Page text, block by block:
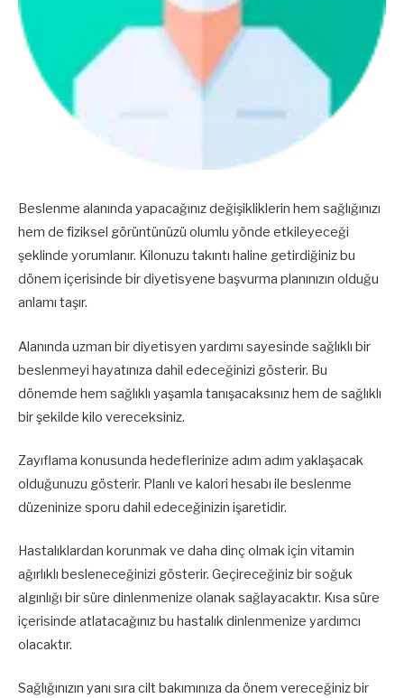
Beslenme alanında yapacağınız değişikliklerin hem sağlığınızı
hem de fiziksel görüntünüzü olumlu yönde etkileyeceği
şeklinde yorumlanır. Kilonuzu takıntı haline getirdiğiniz bu
dönem içerisinde bir diyetisyene başvurma planınızın olduğu
anlamı taşır.
Alanında uzman bir diyetisyen yardımı sayesinde sağlıklı bir
beslenmeyi hayatınıza dahil edeceğinizi gösterir. Bu
dönemde hem sağlıklı yaşamla tanışacaksınız hem de sağlıklı
bir şekilde kilo vereceksiniz.
Zayıflama konusunda hedeflerinize adım adım yaklaşacak
olduğunuzu gösterir. Planlı ve kalori hesabı ile beslenme
düzeninize sporu dahil edeceğinizin işaretidir.
Hastalıklardan korunmak ve daha dinç olmak için vitamin
ağırlıklı besleneceğinizi gösterir. Geçireceğiniz bir soğuk
algınlığı bir süre dinlenmenize olanak sağlayacaktır. Kısa süre
içerisinde atlatacağınız bu hastalık dinlenmenize yardımcı
olacaktır.
Sağlığınızın yanı sıra cilt bakımınıza da önem vereceğiniz bir